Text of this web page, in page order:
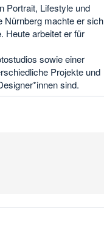
Portrait, Lifestyle und
Nürnberg machte er sich
Heute arbeitet er für
sowie einer
Projekte und
sind.